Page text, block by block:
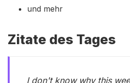
und mehr
Zitate des Tages
I don't know why this